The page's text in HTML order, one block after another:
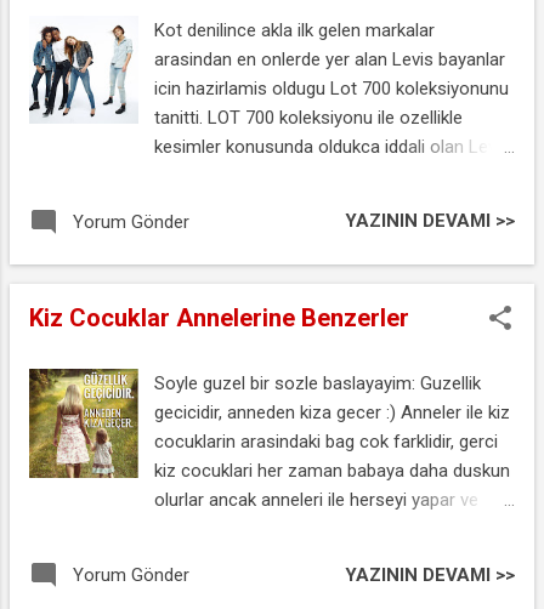
Kot denilince akla ilk gelen markalar
arasindan en onlerde yer alan Levis bayanlar
icin hazirlamis oldugu Lot 700 koleksiyonunu
tanitti. LOT 700 koleksiyonu ile ozellikle
kesimler konusunda oldukca iddali olan Levis
Yorum Gönder YAZININ DEVAMI >>
Kiz Cocuklar Annelerine Benzerler
Soyle guzel bir sozle baslayayim: Guzellik
gecicidir, anneden kiza gecer :) Anneler ile kiz
cocuklarin arasindaki bag cok farklidir, gerci
kiz cocuklari her zaman babaya daha duskun
olurlar ancak anneleri ile herseyi yapar ve
Yorum Gönder YAZININ DEVAMI >>